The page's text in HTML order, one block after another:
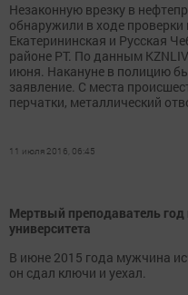
Незаконную врезку в
обнаружили в ходе
Екатерининская и Русская
районе РТ. По данным
июня. Накануне в полицию
заявление. С места
перчатки, металлический
11 июля 2016, 06:45
Мертвый преподаватель
университета
В июне 2015 года мужчина
он сдал ключи и уехал.